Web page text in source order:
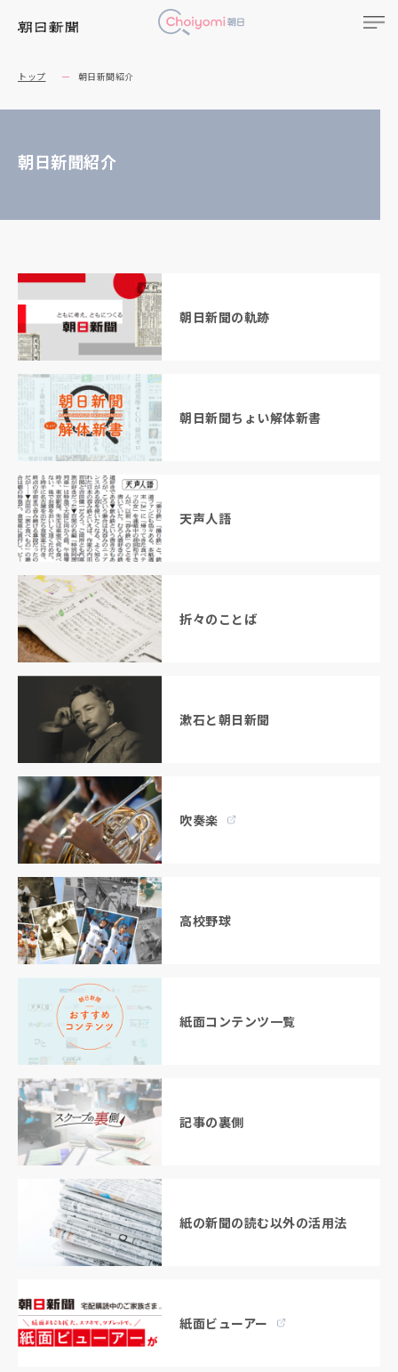
トップ 朝日新聞紹介
朝日新聞紹介
朝日新聞の軌跡
朝日新聞ちょい解体新書
天声人語
折々のことば
漱石と朝日新聞
吹奏楽
高校野球
紙面コンテンツ一覧
記事の裏側
紙の新聞の読む以外の活用法
紙面ビューアー